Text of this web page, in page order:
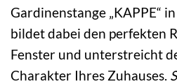
Gardinenstange „KAPPE“
bildet dabei den perfekten
Fenster und unterstreicht
Charakter Ihres Zuhauses.